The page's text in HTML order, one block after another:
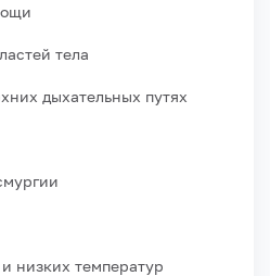
тела
дыхательных путях
низких температур